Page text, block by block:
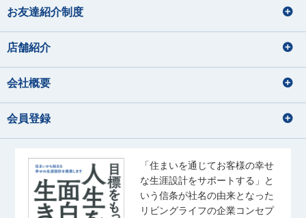
お友達紹介制度
店舗紹介
会社概要
会員登録
「住まいを通じてお客様の幸せ
な生涯設計をサポートする」と
いう信条が社名の由来となった
リビングライフの企業コンセプ